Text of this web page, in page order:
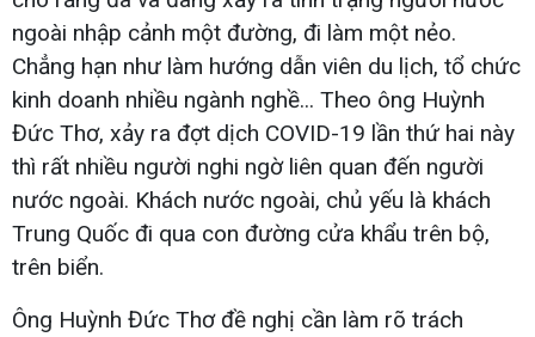
ngoài nhập cảnh một đường, đi làm một nẻo.
Chẳng hạn như làm hướng dẫn viên du lịch, tổ chức
kinh doanh nhiều ngành nghề... Theo ông Huỳnh
Đức Thơ, xảy ra đợt dịch COVID-19 lần thứ hai này
thì rất nhiều người nghi ngờ liên quan đến người
nước ngoài. Khách nước ngoài, chủ yếu là khách
Trung Quốc đi qua con đường cửa khẩu trên bộ,
trên biển.
Ông Huỳnh Đức Thơ đề nghị cần làm rõ trách